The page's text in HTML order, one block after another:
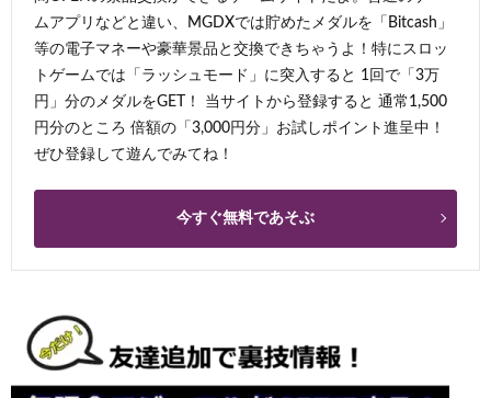
ムアプリなどと違い、MGDXでは貯めたメダルを「Bitcash」
等の電子マネーや豪華景品と交換できちゃうよ！特にスロッ
トゲームでは「ラッシュモード」に突入すると 1回で「3万
円」分のメダルをGET！ 当サイトから登録すると 通常1,500
円分のところ 倍額の「3,000円分」お試しポイント進呈中！
ぜひ登録して遊んでみてね！
今すぐ無料であそぶ